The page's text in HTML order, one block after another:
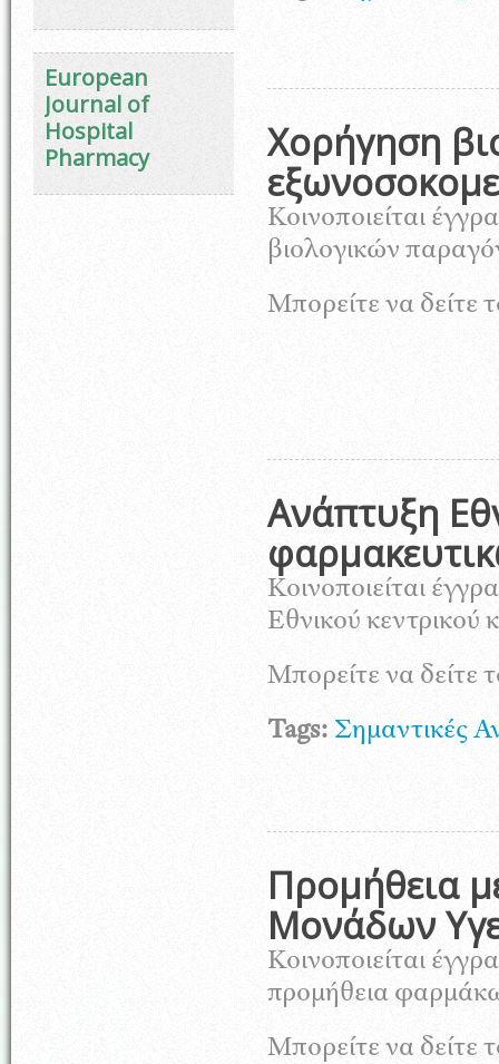
European
Journal of
Hospital
Pharmacy
Χορήγηση
Κοινοποιείται
βιολογικών
Μπορείτε να δείτε
Ανάπτυξη
Κοινοποιείται
Εθνικού
Μπορείτε να δείτε
Tags: Σημαντικές
Προμήθεια
Μονάδων
Κοινοποιείται
προμήθεια
Μπορείτε να δείτε